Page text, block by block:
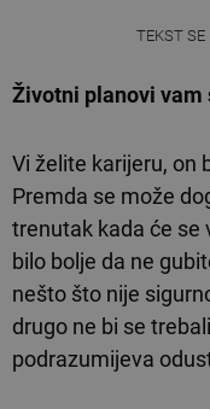
TEKST
Životni planovi vam
Vi želite karijeru, on
Premda se može
trenutak kada će se
bilo bolje da ne
nešto što nije
drugo ne bi se
podrazumijeva